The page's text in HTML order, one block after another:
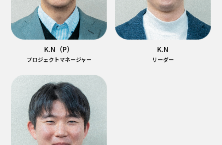
K.N（P）
プロジェクトマネージャー
K.N
リーダー